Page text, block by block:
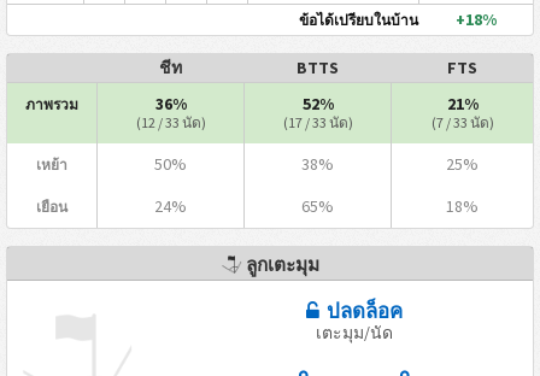
ข้อได้เปรียบในบ้าน +18%
ชีท BTTS FTS
ภาพรวม 36%
(12 / 33 นัด)
52%
(17 / 33 นัด)
21%
(7 / 33 นัด)
เหย้า 50% 38% 25%
เยือน 24% 65% 18%
ลูกเตะมุม
ปลดล็อค
เตะมุม/นัด